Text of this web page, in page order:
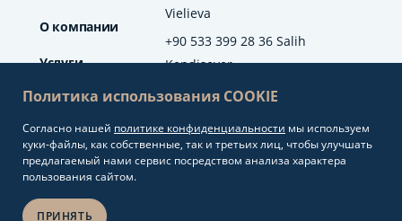
Vielieva
+90 533 399 28 36 Salih
Kendisever
info@artproperty.net
Mahmutlar Mah.
О компании
Услуги
Отзывы
Блог
Политика использования COOKIE
Согласно нашей политике конфиденциальности мы используем
куки-файлы, как собственные, так и третьих лиц, чтобы улучшать
предлагаемый нами сервис посредством анализа характера
пользования сайтом.
ПРИНЯТЬ